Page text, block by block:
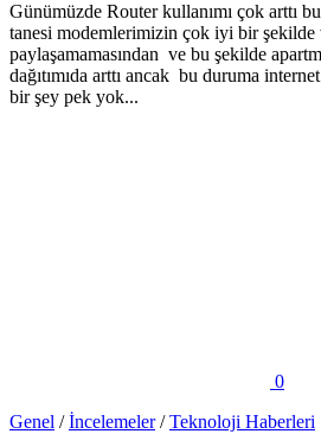
Günümüzde Router kullanımı çok arttı
tanesi modemlerimizin çok iyi bir şekilde
paylaşamamasından ve bu şekilde
dağıtımıda arttı ancak bu duruma internet
bir şey pek yok...
0
Genel /İncelemeler/Teknoloji Haberleri